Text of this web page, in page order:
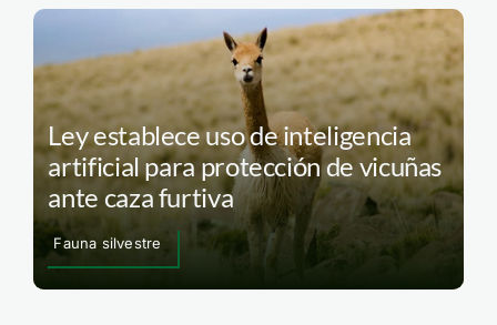
Ley establece uso de inteligencia
artificial para protección de vicuñas
ante caza furtiva
Fauna silvestre